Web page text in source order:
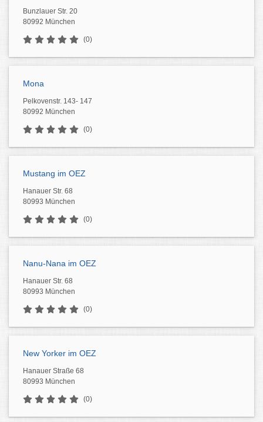
Bunzlauer Str. 20
80992 München
(0)
Mona
Pelkovenstr. 143- 147
80992 München
(0)
Mustang im OEZ
Hanauer Str. 68
80993 München
(0)
Nanu-Nana im OEZ
Hanauer Str. 68
80993 München
(0)
New Yorker im OEZ
Hanauer Straße 68
80993 München
(0)